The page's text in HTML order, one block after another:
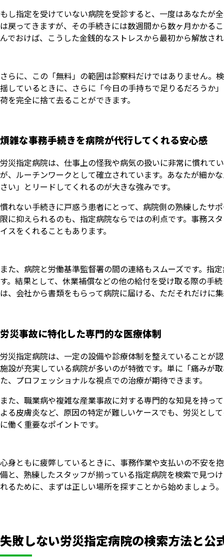
もし指定を受けていない病院を受診すると、一度はあなたが
は戻ってきますが、その手続きには数週間から数ヶ月かかる
んでおけば、こうした金銭的なストレスから最初から解放さ
さらに、この「無料」の範囲は診察料だけではありません。
揺しているときに、さらに「今日の手持ちで足りるだろうか
荷を完全に捨て去ることができます。
煩雑な事務手続きを病院が代行してくれる安心感
労災指定病院は、仕事上の怪我や病気の扱いに非常に慣れて
が、ルーチンワークとして確立されています。あなたが細か
さい」とリードしてくれるのが大きな強みです。
慣れない手続きに戸惑う患者にとって、病院側の熟練したサ
限に抑えられるのも、指定病院ならではの利点です。事務ス
イスをくれることもあります。
また、病院と労働基準監督署の間の連絡もスムーズです。指
す。結果として、休業補償などの他の給付を受け取る際の手
は、会社から書類をもらって病院に届ける、ただそれだけに
労災事故に特化した専門的な医療体制
労災指定病院は、一定の設備や診療体制を整えていることが
施設が充実している病院が多いのが特徴です。単に「痛みが
た、プロフェッショナルな視点での治療が期待できます。
また、職業病や複雑な産業事故に対する専門的な知見を持っ
よる皮膚炎など、原因の特定が難しいケースでも、労災とし
に働く重要なポイントです。
心身ともに疲弊しているときに、事務作業や支払いの不安を
備と、熟練したスタッフが揃っている指定病院を検索で見つ
れるために、まずは正しい場所を探すことから始めましょう。
失敗しない労災指定病院の検索方法と公